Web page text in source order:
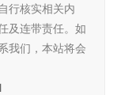
行核实相关内
及连带责任。如
我们，本站将会